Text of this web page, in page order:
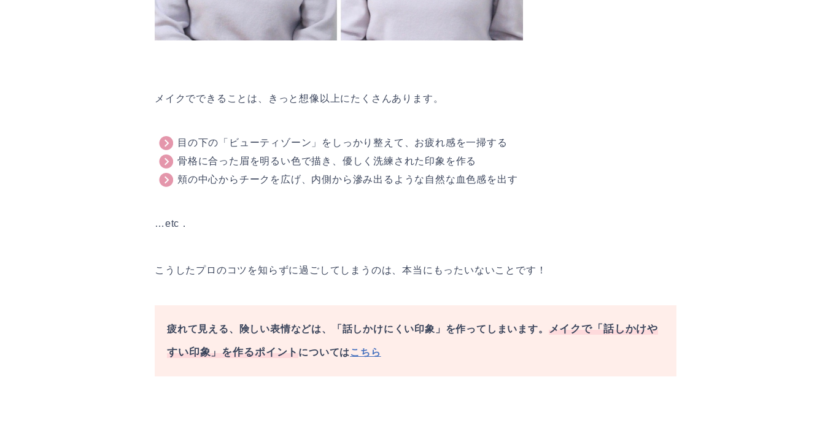
メイクでできることは、きっと想像以上にたくさんあります。
目の下の「ビューティゾーン」をしっかり整えて、お疲れ感を一掃する
骨格に合った眉を明るい色で描き、優しく洗練された印象を作る
頬の中心からチークを広げ、内側から滲み出るような自然な血色感を出す
…etc．
こうしたプロのコツを知らずに過ごしてしまうのは、本当にもったいないことです！
疲れて見える、険しい表情などは、「話しかけにくい印象」を作ってしまいます。
メイクで「話しかけや
すい印象」を作るポイント については こちら